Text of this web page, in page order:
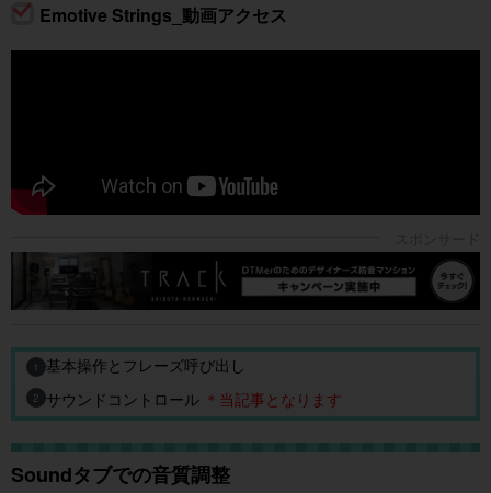
Emotive Strings_動画アクセス
1 基本操作とフレーズ呼び出し
2 サウンドコントロール ＊当記事となります
Soundタブでの音質調整